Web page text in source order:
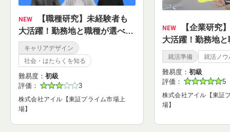
NEW
大活躍！勤務地と職種が選べる
IT企業の営業職を知ろう
キャリアデザイン
社会・はたらくを知る
難易度： 初級
評価：
3
株式会社アイル【東証プライム市場上
場】
NEW
大活躍！勤務地
東証プライム市
とは？！
就活準備 就活ノウ
難易度： 初級
評価：
5
株式会社アイル【東証
場】